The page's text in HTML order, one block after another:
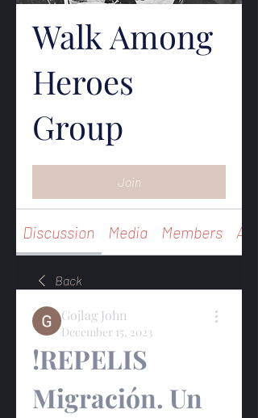
Walk Among
Heroes
Group
Join
Discussion Media Members
Back
Gojlag John
December 15, 2023
!REPELIS
Migración. Un